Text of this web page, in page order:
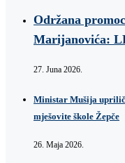
Održana
Marijanovića:
27. Juna 2026.
Ministar Mušija
mješovite škole Žepče
26. Maja 2026.